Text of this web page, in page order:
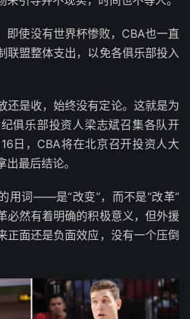
即使没有世界杯惨败，CBA也一直
联盟整体支出，以免各俱乐部投入
还是收，始终没有定论。这就是为
俱乐部投资人梁志斌召集各队开
日，CBA将在北京召开投资人大
最后结论。
用词——是“改变”，而不是“改革”
然有着明确的积极意义，但外援
正面还是负面效应，没有一个压倒